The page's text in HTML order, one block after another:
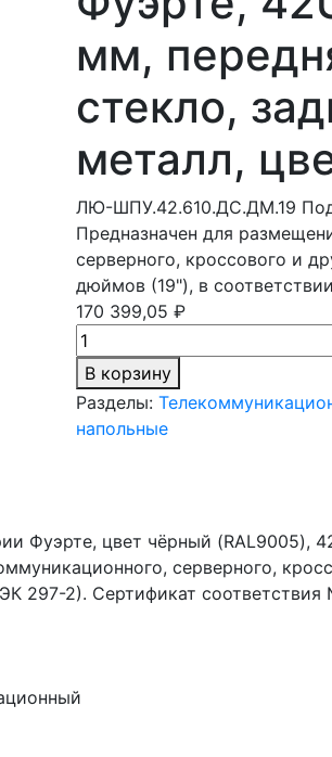
мм,
стекло,
металл,
ЛЮ-ШПУ.42.610.ДС.ДМ.19
Предназначен для
серверного, кроссового и
дюймов (19"), в
170 399,05 ₽
В корзину
Разделы:
напольные
Фуэрте, цвет чёрный (RAL9005),
серверного,
297-2). Сертификат